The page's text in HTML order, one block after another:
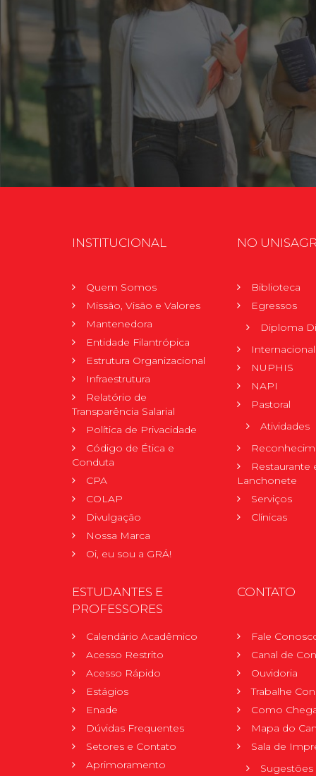
INSTITUCIONAL
Quem Somos
Missão, Visão e Valores
Mantenedora
Entidade Filantrópica
Estrutura Organizacional
Infraestrutura
Relatório de
Transparência Salarial
Política de Privacidade
Código de Ética e
Conduta
CPA
COLAP
Divulgação
Nossa Marca
Oi, eu sou a GRÁ!
NO
Biblioteca
Egressos
Diploma
Internacional
NUPHIS
NAPI
Pastoral
Atividades
Restaurante
Lanchonete
Serviços
Clínicas
ESTUDANTES E
PROFESSORES
Calendário Acadêmico
Acesso Restrito
Acesso Rápido
Estágios
Enade
Dúvidas Frequentes
Setores e Contato
Aprimoramento
CONTATO
Fale
Canal de
Ouvidoria
Trabalhe
Como
Mapa do
Sala de